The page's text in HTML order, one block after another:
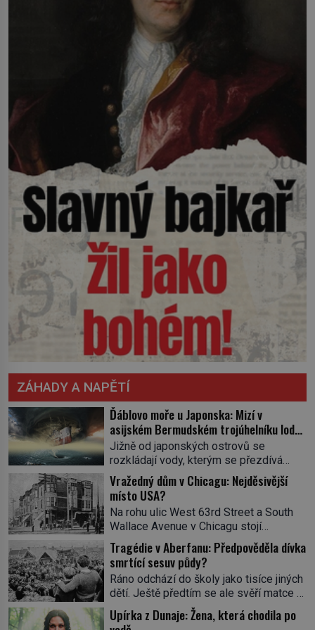
ZÁHADY A NAPĚTÍ
Ďáblovo moře u Japonska: Mizí v
asijském Bermudském trojúhelníku lodě
ve spárech neznámé síly?
Jižně od japonských ostrovů se
rozkládají vody, kterým se přezdívá
Ďáblovo moře. Vypráví se o lodích
mizejících beze stopy, podivných
světlech, zrádných proudech i mořských
dracích, kteří měli tyto končiny střežit už
v dávných legendách. Je tichomořský
Dračí trojúhelník skutečně prokletým
místem, nebo se zde jen nebezpečná
příroda proměnila v jednu z
nejpůsobivějších námořních záhad? […]
Vražedný dům v Chicagu: Nejděsivější
místo USA?
Na rohu ulic West 63rd Street a South
Wallace Avenue v Chicagu stojí
nenápadná pošta. Nemá žádný speciální
nápis ani pamětní desku. A přesto prý
místní zaměstnanci neradi chodí do
sklepa. Právě tady totiž sídlil sériový
vrah H. H. Holmes a také
nejpropracovanější past na lidi
v dějinách americké kriminalistiky.
Tragédie v Aberfanu: Předpověděla dívka
smrtící sesuv půdy?
Ráno odchází do školy jako tisíce jiných
dětí. Ještě předtím se ale svěří matce s
podivným snem. Ve škole, kterou dobře
zná, tentokrát nevidí budovu ani
Upírka z Dunaje: Žena, která chodila po